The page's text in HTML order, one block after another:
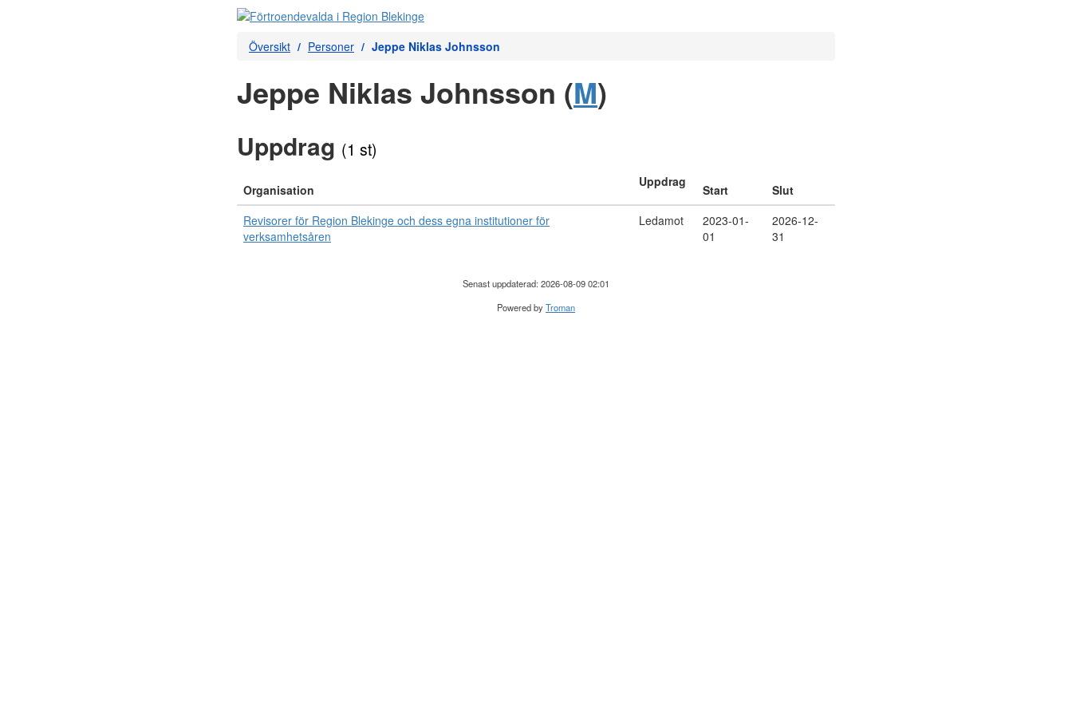
Översikt Personer Jeppe Niklas Johnsson
Jeppe Niklas Johnsson (M)
Uppdrag (1 st)
Organisation
Uppdrag
Start
Slut
Revisorer för Region Blekinge och dess egna institutioner för
verksamhetsåren
Ledamot
2023-01-
01
2026-12-
31
Senast uppdaterad: 2026-08-09 02:01
Powered byTroman